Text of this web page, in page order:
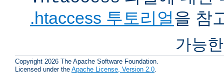
.htaccess 투토리얼을 참
가능
Copyright 2026 The Apache Software Foundation.
Licensed under the Apache License, Version 2.0